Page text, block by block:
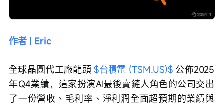
作者 | Eric
全球晶圓代工廠龍頭 $台積電 (TSM.US)$ 公佈2025
年Q4業績，這家扮演AI最後賣鏟人角色的公司交出
了一份營收、毛利率、淨利潤全面超預期的業績與